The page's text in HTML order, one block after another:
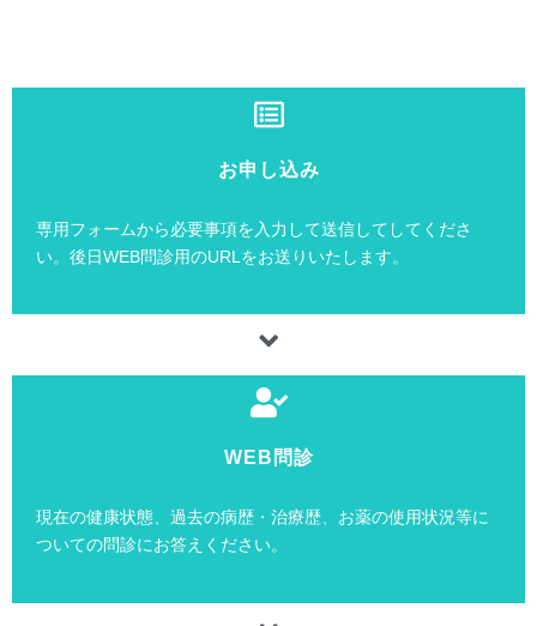
お申し込み
専用フォームから必要事項を入力して送信してしてくださ
い。後日WEB問診用のURLをお送りいたします。
WEB問診
現在の健康状態、過去の病歴・治療歴、お薬の使用状況等に
ついての問診にお答えください。